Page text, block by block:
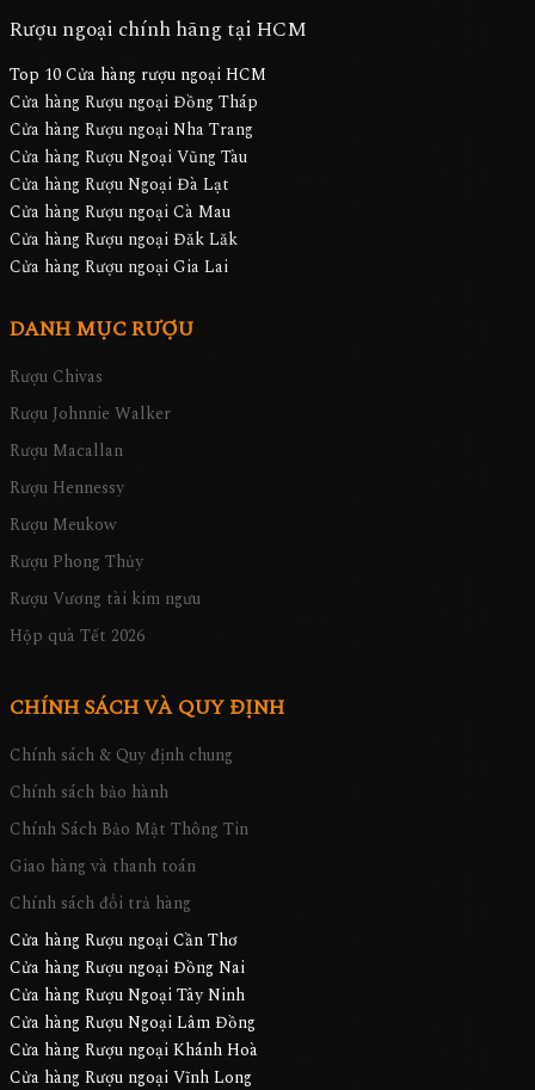
Rượu ngoại chính hãng tại HCM
Top 10 Cửa hàng rượu ngoại HCM
Cửa hàng Rượu ngoại Đồng Tháp
Cửa hàng Rượu ngoại Nha Trang
Cửa hàng Rượu Ngoại Vũng Tàu
Cửa hàng Rượu Ngoại Đà Lạt
Cửa hàng Rượu ngoại Cà Mau
Cửa hàng Rượu ngoại Đăk Lăk
Cửa hàng Rượu ngoại Gia Lai
DANH MỤC RƯỢU
Rượu Chivas
Rượu Johnnie Walker
Rượu Macallan
Rượu Hennessy
Rượu Meukow
Rượu Phong Thủy
Rượu Vương tài kim ngưu
Hộp quà Tết 2026
CHÍNH SÁCH VÀ QUY ĐỊNH
Chính sách & Quy định chung
Chính sách bảo hành
Chính Sách Bảo Mật Thông Tin
Giao hàng và thanh toán
Chính sách đổi trả hàng
Cửa hàng Rượu ngoại Cần Thơ
Cửa hàng Rượu ngoại Đồng Nai
Cửa hàng Rượu Ngoại Tây Ninh
Cửa hàng Rượu Ngoại Lâm Đồng
Cửa hàng Rượu ngoại Khánh Hoà
Cửa hàng Rượu ngoại Vĩnh Long